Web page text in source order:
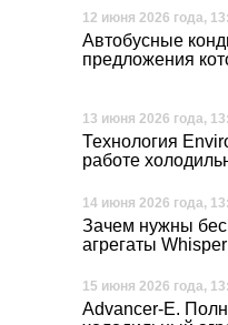
Технология
работе
13 июня 2026 года,
Зачем нужны
агрегаты Whisper
14 июня 2026 года,
Advancer-E.
15 июня 2026 года,
Автобусные
предложения
12 июня 2026 года,